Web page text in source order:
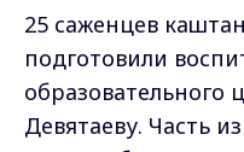
25 саженцев
подготовили
образовательного
Девятаеву. Часть